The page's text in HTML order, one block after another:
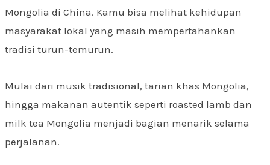
Mongolia di China. Kamu bisa melihat kehidupan
masyarakat lokal yang masih mempertahankan
tradisi turun-temurun.
Mulai dari musik tradisional, tarian khas Mongolia,
hingga makanan autentik seperti roasted lamb dan
milk tea Mongolia menjadi bagian menarik selama
perjalanan.